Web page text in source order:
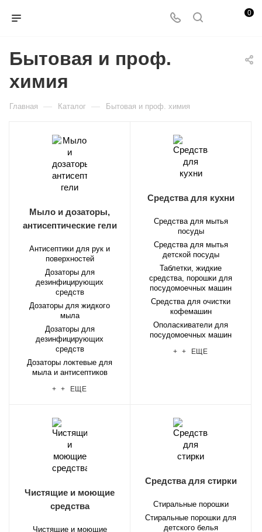
0
Бытовая и проф.
химия
Главная — Каталог — Бытовая и проф. химия
Мыло и дозаторы,
антисептические гели
Антисептики для рук и
поверхностей
Дозаторы для
дезинфицирующих
средств
Дозаторы для жидкого
мыла
Дозаторы для
дезинфицирующих
средств
Дозаторы локтевые для
мыла и антисептиков
+ + ЕЩЕ
Средства для кухни
Средства для мытья
посуды
Средства для мытья
детской посуды
Таблетки, жидкие
средства, порошки для
посудомоечных машин
Средства для очистки
кофемашин
Ополаскиватели для
посудомоечных машин
+ + ЕЩЕ
Чистящие и моющие
средства
Чистящие и моющие
Средства для стирки
Стиральные порошки
Стиральные порошки для
детского белья